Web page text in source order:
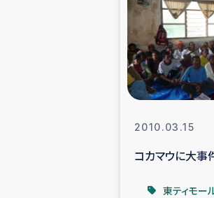
2010.03.15
コカマウに大事
東ティモー